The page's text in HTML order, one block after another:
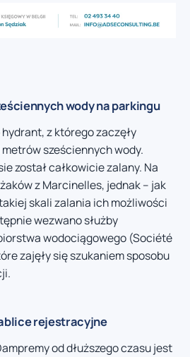
wody na parkingu
z którego zaczęły
sześciennych wody.
został całkowicie zalany. Na
z Marcinelles, jednak – jak
skali zalania ich możliwości
wezwano służby
wodociągowego (Société
zajęły się szukaniem sposobu
rejestracyjne
od dłuższego czasu jest